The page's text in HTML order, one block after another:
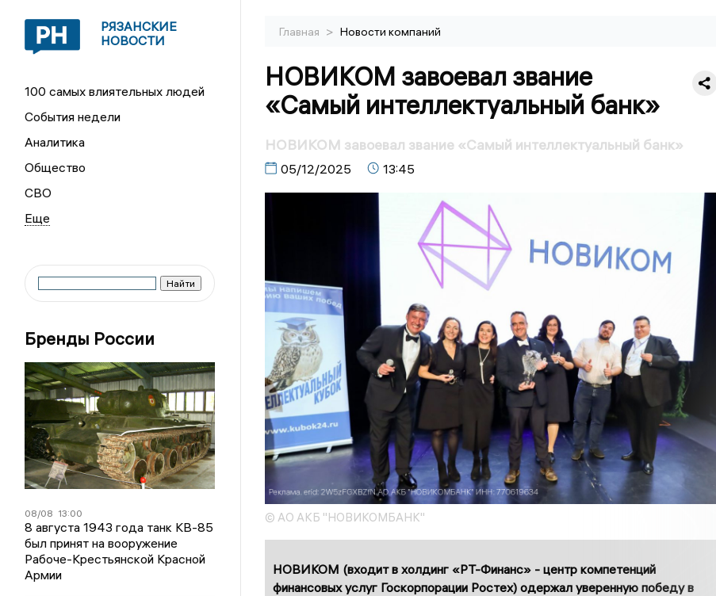
РЯЗАНСКИЕ
НОВОСТИ
100 самых влиятельных людей
События недели
Аналитика
Общество
СВО
Бренды России
08/08 13:00
8 августа 1943 года танк КВ-85
был принят на вооружение
Рабоче-Крестьянской Красной
Армии
Главная > Новости компаний
НОВИКОМ завоевал звание
«Самый интеллектуальный банк»
НОВИКОМ завоевал звание «Самый интеллектуальный банк»
05/12/2025 13:45
© АО АКБ "НОВИКОМБАНК"
НОВИКОМ (входит в холдинг «РТ-Финанс» - центр компетенций
финансовых услуг Госкорпорации Ростех) одержал уверенную победу в